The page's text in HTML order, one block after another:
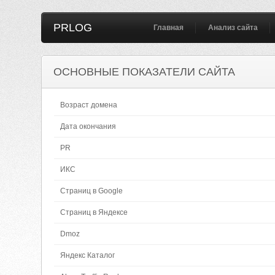
PRLOG Главная Анализ сайта
ОСНОВНЫЕ ПОКАЗАТЕЛИ САЙТА
Возраст домена
Дата окончания
PR
ИКС
Страниц в Google
Страниц в Яндексе
Dmoz
Яндекс Каталог